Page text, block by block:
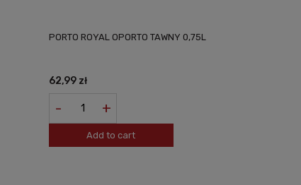
PORTO ROYAL OPORTO TAWNY 0,75L
62,99 zł
- +
Add to cart